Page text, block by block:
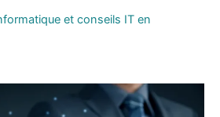
et conseils IT en